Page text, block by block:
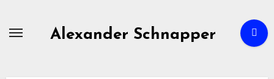
Alexander Schnapper